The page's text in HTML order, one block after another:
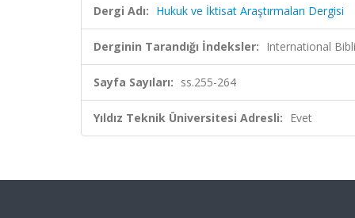
Dergi Adı: Hukuk ve İktisat Araştırmaları Dergisi
Derginin Tarandığı İndeksler: International
Sayfa Sayıları: ss.255-264
Yıldız Teknik Üniversitesi Adresli: Evet